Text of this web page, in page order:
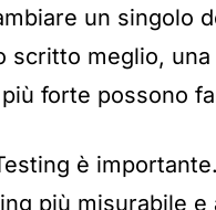
un singolo
scritto meglio,
forte possono
è
più misurabile